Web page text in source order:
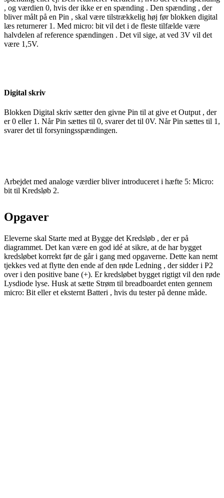
, og værdien 0, hvis der ikke er en spænding . Den spænding , der
bliver målt på en Pin , skal være tilstrækkelig høj før blokken digital
læs returnerer 1. Med micro: bit vil det i de fleste tilfælde være
halvdelen af reference spændingen . Det vil sige, at ved 3V vil det
være 1,5V.
Digital skriv
Blokken Digital skriv sætter den givne Pin til at give et Output , der
er 0 eller 1. NårPin sættes til 0, svarer det til 0V. NårPin sættes til 1,
svarer det til forsyningsspændingen.
Arbejdet med analoge værdier bliver introduceret i hæfte 5: Micro:
bit til Kredsløb 2.
Opgaver
Eleverne skal Starte med at Bygge det Kredsløb , der er på
diagrammet. Det kan være en god idé at sikre, at de har bygget
kredsløbet korrekt før de går i gang med opgaverne. Dette kan nemt
tjekkes ved at flytte den ende af den røde Ledning , der sidder i P2
over i den positive bane (+). Er kredsløbet bygget rigtigt vil den røde
Lysdiode lyse. Husk at sætte Strøm til breadboardet enten gennem
micro: Bit eller et eksternt Batteri , hvis du tester på denne måde.